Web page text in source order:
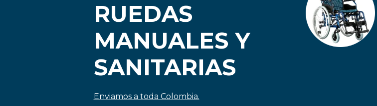
RUEDAS
MANUALES Y
SANITARIAS
Enviamos a toda Colombia.